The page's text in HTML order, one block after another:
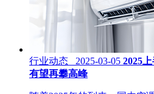
行业动态 2025-03-05 2025
有望再攀高峰